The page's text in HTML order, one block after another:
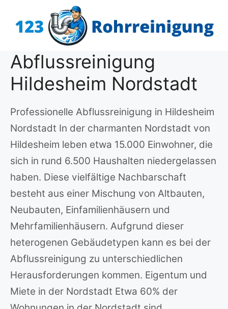
Inhalt
Abflussreinigung
Hildesheim Nordstadt
Professionelle Abflussreinigung in Hildesheim
Nordstadt In der charmanten Nordstadt von
Hildesheim leben etwa 15.000 Einwohner, die
sich in rund 6.500 Haushalten niedergelassen
haben. Diese vielfältige Nachbarschaft
besteht aus einer Mischung von Altbauten,
Neubauten, Einfamilienhäusern und
Mehrfamilienhäusern. Aufgrund dieser
heterogenen Gebäudetypen kann es bei der
Abflussreinigung zu unterschiedlichen
Herausforderungen kommen. Eigentum und
Miete in der Nordstadt Etwa 60% der